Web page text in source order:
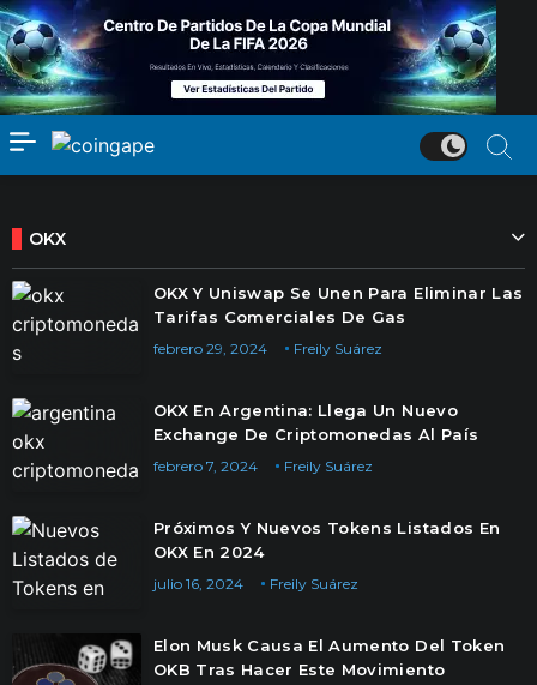
OKX
OKX Y Uniswap Se Unen Para Eliminar Las
Tarifas Comerciales De Gas
Freily Suárez
febrero 29, 2024
OKX En Argentina: Llega Un Nuevo
Exchange De Criptomonedas Al País
Freily Suárez
febrero 7, 2024
Próximos Y Nuevos Tokens Listados En
OKX En 2024
Freily Suárez
julio 16, 2024
Elon Musk Causa El Aumento Del Token
OKB Tras Hacer Este Movimiento